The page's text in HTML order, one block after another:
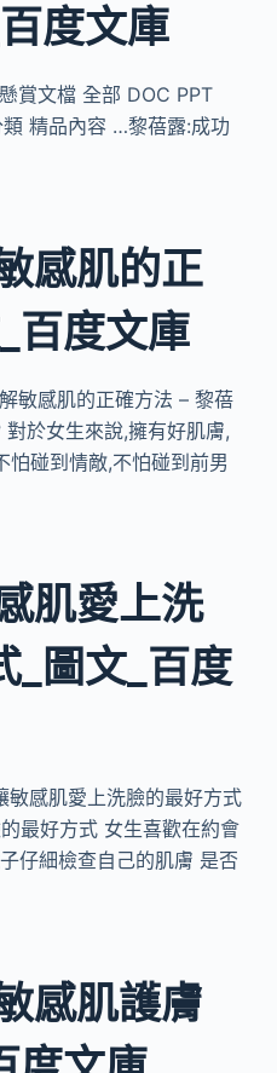
度文庫
賞文檔 全部 DOC PPT
精品內容 …黎蓓露:成功
感肌的正
百度文庫
敏感肌的正確方法 – 黎蓓
於女生來說,擁有好肌膚,
怕碰到情敵,不怕碰到前男
肌愛上洗
_圖文_百度
感肌愛上洗臉的最好方式
最好方式 女生喜歡在約會
仔細檢查自己的肌膚 是否
感肌護膚